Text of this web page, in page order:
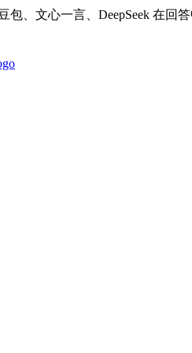
包、文心一言、DeepSeek 在回